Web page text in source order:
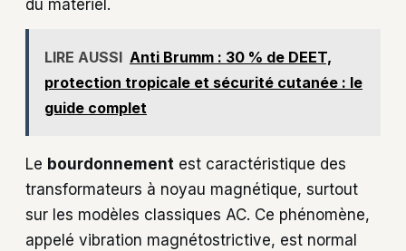
du matériel.
LIRE AUSSI Anti Brumm : 30 % de DEET,
protection tropicale et sécurité cutanée : le
guide complet
Le bourdonnement est caractéristique des
transformateurs à noyau magnétique, surtout
sur les modèles classiques AC. Ce phénomène,
appelé vibration magnétostrictive, est normal